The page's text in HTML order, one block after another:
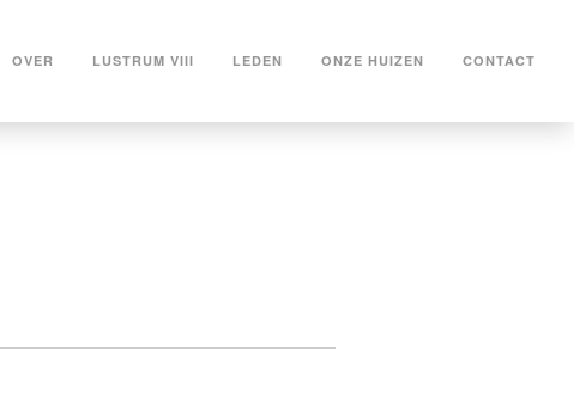
OVER LUSTRUM VIII LEDEN ONZE HUIZEN CONTACT